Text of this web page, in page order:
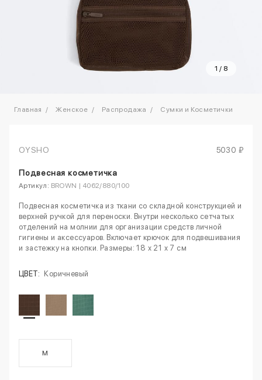
1 / 8
Главная Женское Распродажа Сумки и Косметички
OYSHO 5030 ₽
Подвесная косметичка
Артикул: BROWN | 4062/880/100
Подвесная косметичка из ткани со складной конструкцией и
верхней ручкой для переноски. Внутри несколько сетчатых
отделений на молнии для организации средств личной
гигиены и аксессуаров. Включает крючок для подвешивания
и застежку на кнопки. Размеры: 18 x 21 x 7 см
ЦВЕТ: Коричневый
M